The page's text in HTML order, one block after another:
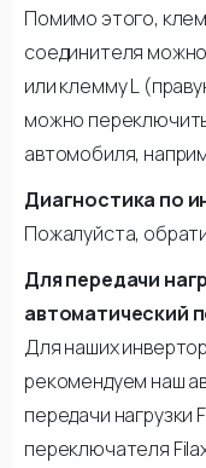
Помимо этого,
соединителя
или клемму L
можно
автомобиля,
Диагностика по
Пожалуйста,
Для передачи
автоматический
Для наших
рекомендуем наш
передачи нагрузки
переключателя